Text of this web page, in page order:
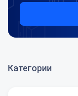
Категории